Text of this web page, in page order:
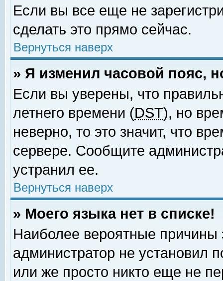
Если вы все еще не
сделать это прямо сейчас.
Вернуться наверх
» Я изменил часовой пояс,
Если вы уверены, что
летнего времени (DST), но
неверно, то это значит, что
сервере. Сообщите
устранил ее.
Вернуться наверх
» Моего языка нет в списке!
Наиболее вероятные причины
администратор не установил
или же просто никто еще не